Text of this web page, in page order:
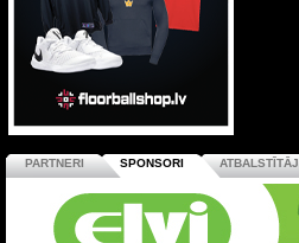
PARTNERI SPONSORI